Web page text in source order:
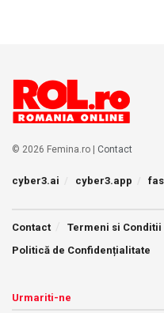
© 2026 Femina.ro | Contact
cyber3.ai cyber3.app
Contact Termeni si Conditii
Politică de Confidențialitate
Urmariti-ne